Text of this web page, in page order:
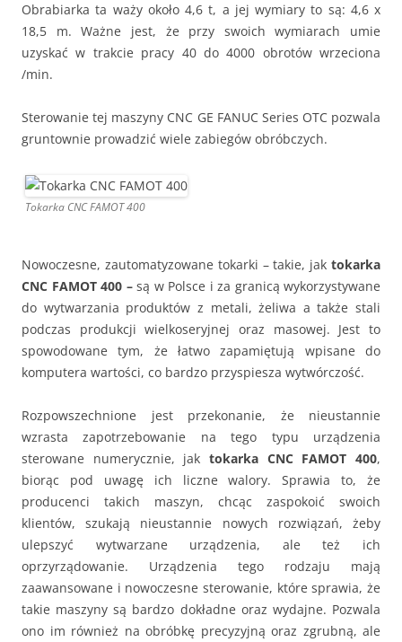
Obrabiarka ta waży około 4,6 t, a jej wymiary to są: 4,6 x
18,5 m. Ważne jest, że przy swoich wymiarach umie
uzyskać w trakcie pracy 40 do 4000 obrotów wrzeciona
/min.
Sterowanie tej maszyny CNC GE FANUC Series OTC pozwala
gruntownie prowadzić wiele zabiegów obróbczych.
Tokarka CNC FAMOT 400
Nowoczesne, zautomatyzowane tokarki – takie, jak tokarka
CNC FAMOT 400 –są w Polsce i za granicą wykorzystywane
do wytwarzania produktów z metali, żeliwa a także stali
podczas produkcji wielkoseryjnej oraz masowej. Jest to
spowodowane tym, że łatwo zapamiętują wpisane do
komputera wartości, co bardzo przyspiesza wytwórczość.
Rozpowszechnione jest przekonanie, że nieustannie
wzrasta zapotrzebowanie na tego typu urządzenia
sterowane numerycznie, jak tokarka CNC FAMOT 400,
biorąc pod uwagę ich liczne walory. Sprawia to, że
producenci takich maszyn, chcąc zaspokoić swoich
klientów, szukają nieustannie nowych rozwiązań, żeby
ulepszyć wytwarzane urządzenia, ale też ich
oprzyrządowanie. Urządzenia tego rodzaju mają
zaawansowane i nowoczesne sterowanie, które sprawia, że
takie maszyny są bardzo dokładne oraz wydajne. Pozwala
ono im również na obróbkę precyzyjną oraz zgrubną, ale